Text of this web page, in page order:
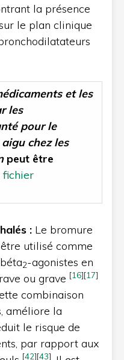
la présence
le plan clinique
et les
les
pour le
chez les
peut être
fichier
: Le bromure
utilisé comme
2-agonistes en
ou grave [16][17]
combinaison
améliore la
le risque de
par rapport aux
[42][43]